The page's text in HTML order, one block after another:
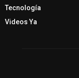
Tecnología
Videos Ya